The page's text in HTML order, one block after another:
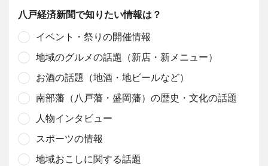
八戸経済新聞で知りたい情報は？
イベント・祭りの開催情報
地域のグルメの話題（新店・新メニュー）
お酒の話題（地酒・地ビールなど）
南部藩（八戸藩・盛岡藩）の歴史・文化の話題
人物インタビュー
スポーツの情報
地域おこしに関する話題